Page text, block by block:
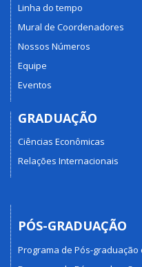
Linha do tempo
Mural de Coordenadores
Nossos Números
Equipe
Eventos
GRADUAÇÃO
Ciências Econômicas
Relações Internacionais
PÓS-GRADUAÇÃO
Programa de Pós-graduação